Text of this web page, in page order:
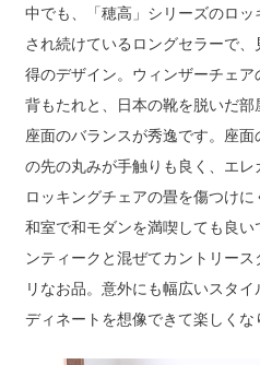
中でも、「穂高」シリーズのロ
され続けているロングセラーで
得のデザイン。ウィンザーチェ
背もたれと、日本の靴を脱いだ
座面のバランスが秀逸です。座
の先の丸みが手触りも良く、エレ
ロッキングチェアの畳を傷つけに
和室で和モダンを満喫しても良
ンティークと混ぜてカントリー
リなお品。意外にも幅広いスタ
ディネートを想像できて楽しくな